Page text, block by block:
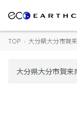
TOP › 大分県大分市賀